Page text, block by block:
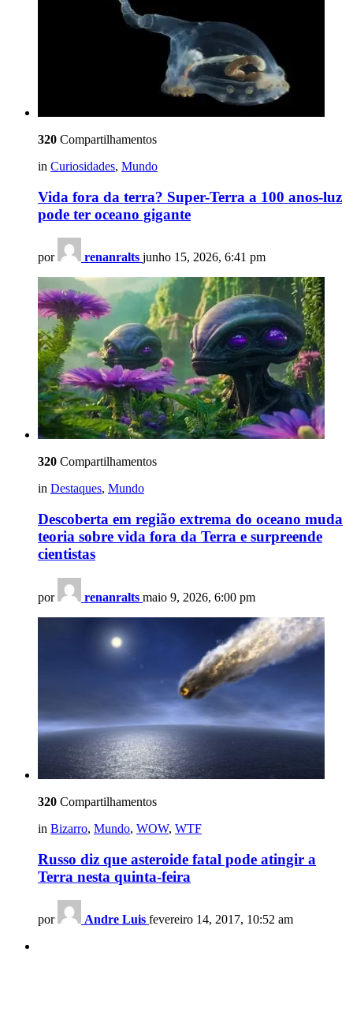
320 Compartilhamentos
in Curiosidades, Mundo
Vida fora da terra? Super-Terra a 100 anos-luz
pode ter oceano gigante
por renanralts junho 15, 2026, 6:41 pm
320 Compartilhamentos
in Destaques, Mundo
Descoberta em região extrema do oceano muda
teoria sobre vida fora da Terra e surpreende
cientistas
por renanralts maio 9, 2026, 6:00 pm
320 Compartilhamentos
in Bizarro, Mundo, WOW, WTF
Russo diz que asteroide fatal pode atingir a
Terra nesta quinta-feira
por Andre Luis fevereiro 14, 2017, 10:52 am